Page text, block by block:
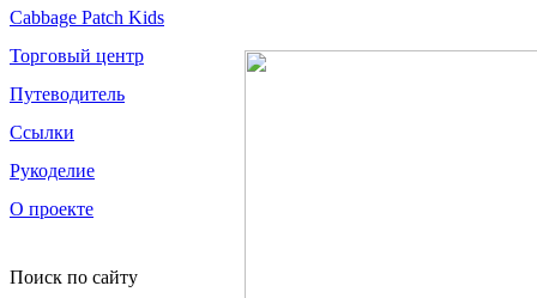
Cabbage Patch Kids
Торговый центр
Путеводитель
Ссылки
Рукоделие
О проекте
Поиск по сайту